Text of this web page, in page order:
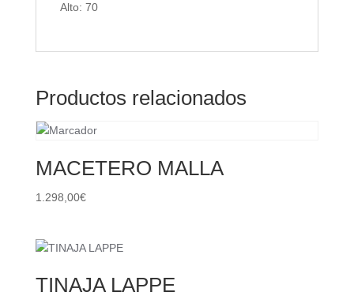
Alto: 70
Productos relacionados
MACETERO MALLA
1.298,00€
TINAJA LAPPE